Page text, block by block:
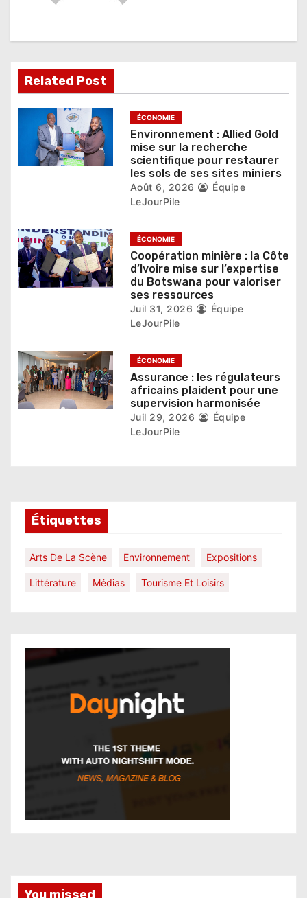
l
’
r
c
l
e
Related Post
ÉCONOMIE
Environnement : Allied Gold
mise sur la recherche
scientifique pour restaurer
les sols de ses sites miniers
Août 6, 2026
Équipe
LeJourPile
ÉCONOMIE
Coopération minière : la Côte
d’Ivoire mise sur l’expertise
du Botswana pour valoriser
ses ressources
Juil 31, 2026
Équipe
LeJourPile
ÉCONOMIE
Assurance : les régulateurs
africains plaident pour une
supervision harmonisée
Juil 29, 2026
Équipe
LeJourPile
Étiquettes
Arts De La Scène Environnement Expositions
Littérature Médias Tourisme Et Loisirs
You missed